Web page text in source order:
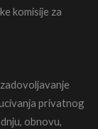
komisije za
privatnog
obnovu,